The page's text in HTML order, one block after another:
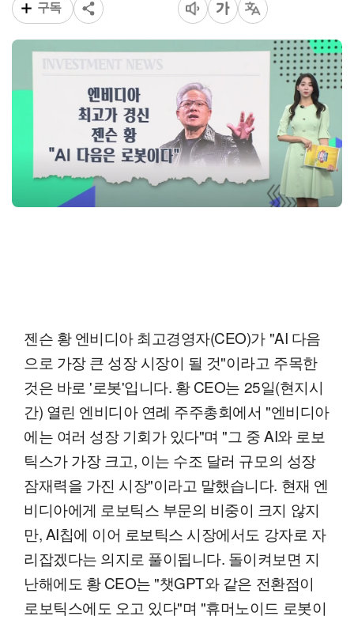
구독
젠슨 황 엔비디아 최고경영자(CEO)가 "AI 다음
으로 가장 큰 성장 시장이 될 것"이라고 주목한
것은 바로 '로봇'입니다. 황 CEO는 25일(현지시
간) 열린 엔비디아 연례 주주총회에서 "엔비디아
에는 여러 성장 기회가 있다"며 "그 중 AI와 로보
틱스가 가장 크고, 이는 수조 달러 규모의 성장
잠재력을 가진 시장"이라고 말했습니다. 현재 엔
비디아에게 로보틱스 부문의 비중이 크지 않지
만, AI칩에 이어 로보틱스 시장에서도 강자로 자
리잡겠다는 의지로 풀이됩니다. 돌이켜보면 지
난해에도 황 CEO는 "챗GPT와 같은 전환점이
로보틱스에도 오고 있다"며 "휴머노이드 로봇이